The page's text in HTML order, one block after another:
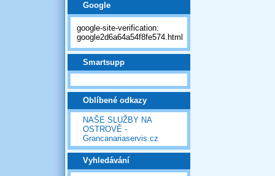
Google
google-site-verification:
google2d6a64a54f8fe574.html
Smartsupp
Oblíbené odkazy
NAŠE SLUŽBY NA
OSTROVĚ -
Grancanariaservis.cz
Vyhledávání